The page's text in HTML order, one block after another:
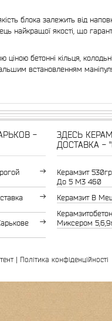
блока залежить від
найкращої якості, що
ціною бетонні кільця,
встановленням
-
ЗДЕСЬ
ДОСТАВКА -
Керамзит
До 5 М3 460
Керамзит В
Миксером
| Політика конфіденційності